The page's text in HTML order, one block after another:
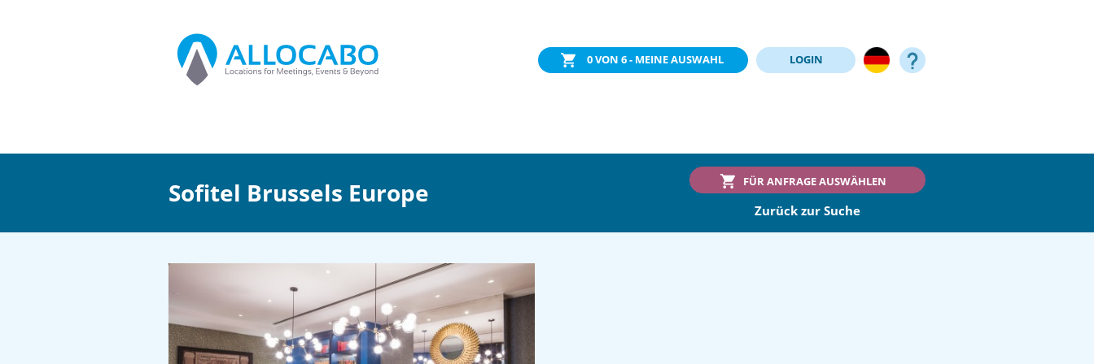
0VON 6 - MEINE AUSWAHL LOGIN
Sofitel Brussels Europe FÜR ANFRAGE AUSWÄHLEN
Zurück zur Suche